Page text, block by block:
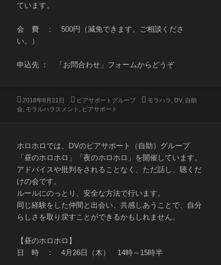
ています。
会 費 ： 500円（減免できます。ご相談くださ
い。）
申込先 ： 「お問合わせ」フォームからどうぞ
投
稿
2018年8月21日
カ
テ
ピアサポートグループ
タ
モラハラ , DV, 自助
会, モラルハラスメント , ピアサポート
ホロホロでは、DVのピアサポート（自助）グループ
「昼のホロホロ」「夜のホロホロ」を開催しています。
アドバイスや批判をされることなく、ただ話し、聴くだ
けの会です。
ルールにのっとり、安全な方法で行います。
同じ経験をした仲間と出会い、共感しあうことで、自分
らしさを取り戻すことができるかもしれません。
【昼のホロホロ】
日 時 ： 4月26日（木） 14時～15時半